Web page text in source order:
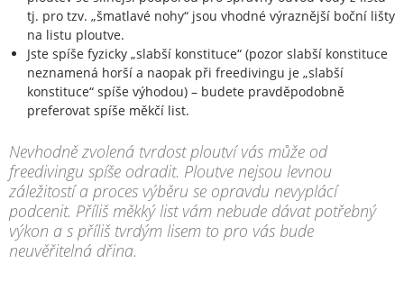
tj. pro tzv. „šmatlavé nohy“ jsou vhodné výraznější boční lišty
na listu ploutve.
Jste spíše fyzicky „slabší konstituce“ (pozor slabší konstituce
neznamená horší a naopak při freedivingu je „slabší
konstituce“ spíše výhodou) – budete pravděpodobně
preferovat spíše měkčí list.
Nevhodně zvolená tvrdost ploutví vás může od
freedivingu spíše odradit. Ploutve nejsou levnou
záležitostí a proces výběru se opravdu nevyplácí
podcenit. Příliš měkký list vám nebude dávat potřebný
výkon a s příliš tvrdým lisem to pro vás bude
neuvěřitelná dřina.